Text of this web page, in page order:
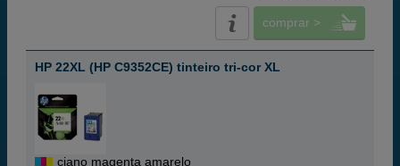
comprar >
HP 22XL (HP C9352CE) tinteiro tri-cor XL
ciano magenta amarelo